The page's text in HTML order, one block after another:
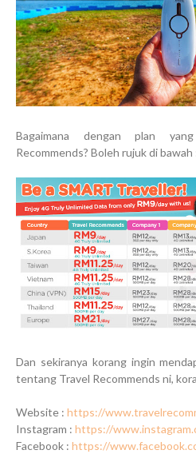
Bagaimana dengan plan
Recommends? Boleh rujuk di bawah
Dan sekiranya korang ingin
tentang Travel Recommends ni,
Website : https://
Instagram : https://
Facebook : https://